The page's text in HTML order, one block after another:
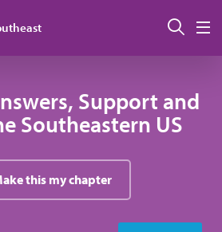
Support and
Southeastern US
this my chapter